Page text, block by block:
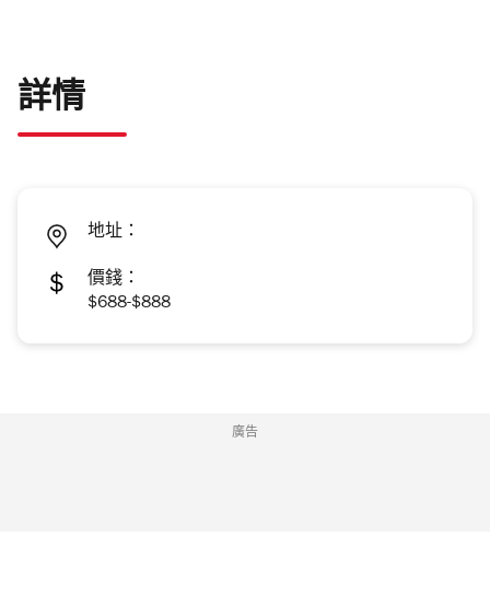
詳情
地址：
價錢：
$688-$888
廣告